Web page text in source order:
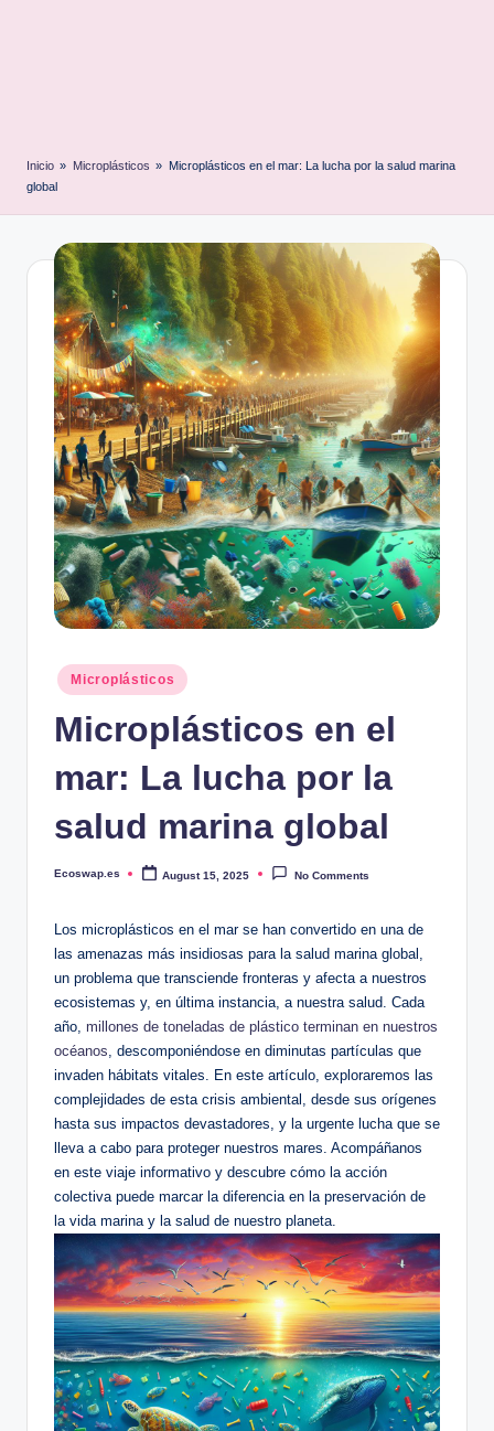
Inicio » Microplásticos » Microplásticos en el mar: La lucha por la salud marina
global
Posted
in
Microplásticos
Microplásticos en el
mar: La lucha por la
salud marina global
Posted
Ecoswap.es August 15, 2025 No Comments
Los microplásticos en el mar se han convertido en una de
las amenazas más insidiosas para la salud marina global,
un problema que transciende fronteras y afecta a nuestros
ecosistemas y, en última instancia, a nuestra salud. Cada
año, millones de toneladas de plástico terminan en nuestros
océanos, descomponiéndose en diminutas partículas que
invaden hábitats vitales. En este artículo, exploraremos las
complejidades de esta crisis ambiental, desde sus orígenes
hasta sus impactos devastadores, y la urgente lucha que se
lleva a cabo para proteger nuestros mares. Acompáñanos
en este viaje informativo y descubre cómo la acción
colectiva puede marcar la diferencia en la preservación de
la vida marina y la salud de nuestro planeta.